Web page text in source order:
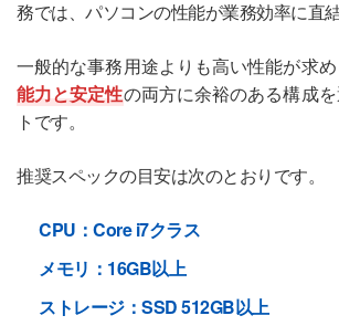
務では、パソコンの性能が業務効率に直結
一般的な事務用途よりも高い性能が求
能力と安定性の両方に余裕のある構成
トです。
推奨スペックの目安は次のとおりです。
CPU：Core i7クラス
メモリ：16GB以上
ストレージ：SSD 512GB以上